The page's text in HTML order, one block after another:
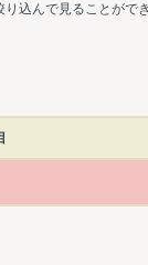
込んで見ることがで